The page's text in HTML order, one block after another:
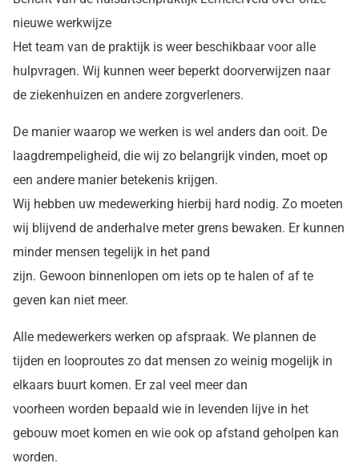
nieuwe werkwijze
Het team van de praktijk is weer beschikbaar voor alle
hulpvragen. Wij kunnen weer beperkt doorverwijzen naar
de ziekenhuizen en andere zorgverleners.
De manier waarop we werken is wel anders dan ooit. De
laagdrempeligheid, die wij zo belangrijk vinden, moet op
een andere manier betekenis krijgen.
Wij hebben uw medewerking hierbij hard nodig. Zo moeten
wij blijvend de anderhalve meter grens bewaken. Er kunnen
minder mensen tegelijk in het pand
zijn. Gewoon binnenlopen om iets op te halen of af te
geven kan niet meer.
Alle medewerkers werken op afspraak. We plannen de
tijden en looproutes zo dat mensen zo weinig mogelijk in
elkaars buurt komen. Er zal veel meer dan
voorheen worden bepaald wie in levenden lijve in het
gebouw moet komen en wie ook op afstand geholpen kan
worden.